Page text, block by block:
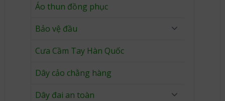
Áo thun đồng phục
Bảo vệ đầu
Cưa Cầm Tay Hàn Quốc
Dây cảo chằng hàng
Dây đai an toàn